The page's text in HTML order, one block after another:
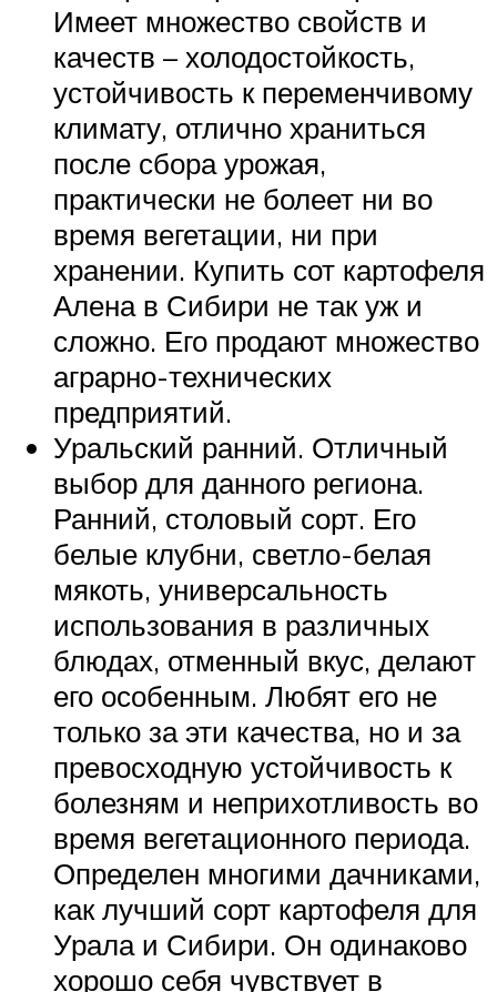
Имеет множество свойств и
качеств – холодостойкость,
устойчивость к переменчивому
климату, отлично храниться
после сбора урожая,
практически не болеет ни во
время вегетации, ни при
хранении. Купить сот картофеля
Алена в Сибири не так уж и
сложно. Его продают множество
аграрно-технических
предприятий.
Уральский ранний. Отличный
выбор для данного региона.
Ранний, столовый сорт. Его
белые клубни, светло-белая
мякоть, универсальность
использования в различных
блюдах, отменный вкус, делают
его особенным. Любят его не
только за эти качества, но и за
превосходную устойчивость к
болезням и неприхотливость во
время вегетационного периода.
Определен многими дачниками,
как лучший сорт картофеля для
Урала и Сибири. Он одинаково
хорошо себя чувствует в